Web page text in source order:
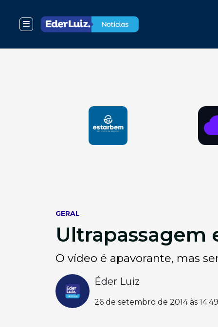
GERAL
Ultrapassagem
O vídeo é apavorante, mas
Éder Luiz
26 de setembro de 2014 às 14:49